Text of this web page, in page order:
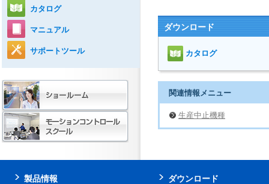
ダウンロード
カタログ
関連情報メニュー
生産中止機種
カタログ
マニュアル
サポートツール
製品情報 ダウンロード